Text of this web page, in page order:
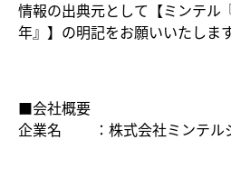
情報の出典元として【ミンテル
年』】の明記をお願いいたします
■会社概要
企業名 ：株式会社ミンテル